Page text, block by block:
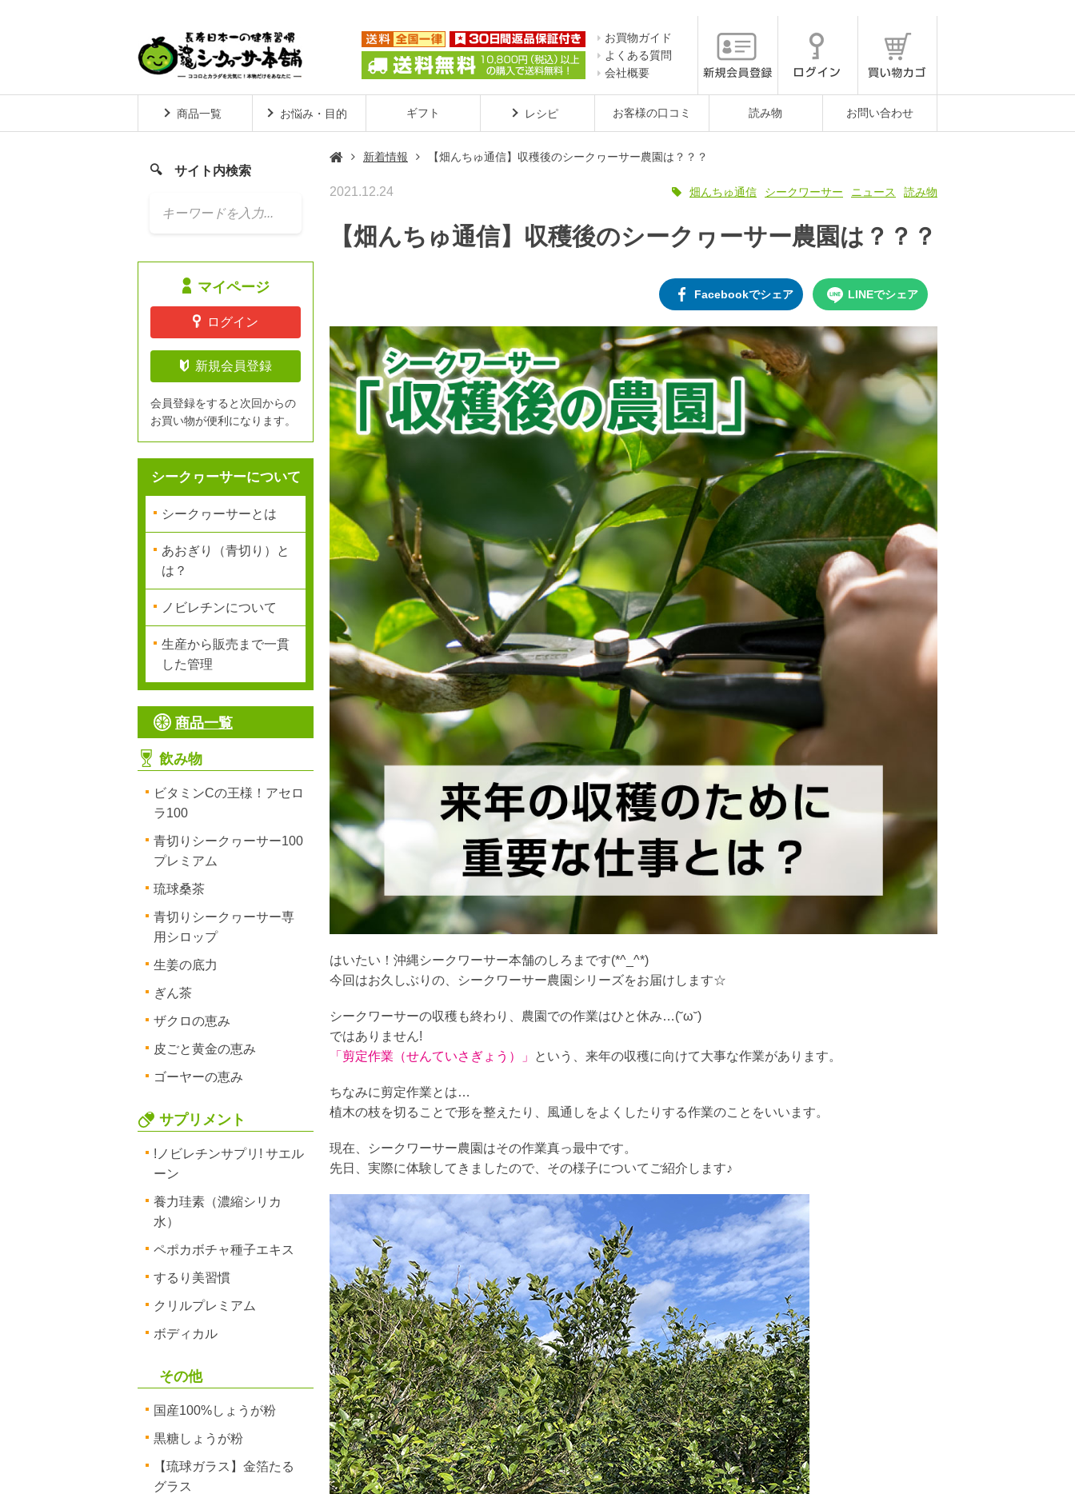
お買物ガイド
よくある質問
会社概要
商品一覧 お悩み・目的 ギフト レシピ お客様の口コミ 読み物 お問い合わせ
新着情報 【畑んちゅ通信】収穫後のシークヮーサー農園は？？？
2021.12.24 畑んちゅ通信 シークワーサー ニュース 読み物
【畑んちゅ通信】収穫後のシークヮーサー農園は？？？
Facebookでシェア LINEでシェア
はいたい！沖縄シークワーサー本舗のしろまです(*^_^*)
今回はお久しぶりの、シークワーサー農園シリーズをお届けします☆
シークワーサーの収穫も終わり、農園での作業はひと休み…(˘ω˘)
ではありません!
「剪定作業（せんていさぎょう）」
という、来年の収穫に向けて大事な作業があります。
ちなみに剪定作業とは…
植木の枝を切ることで形を整えたり、風通しをよくしたりする作業のことをいいます。
現在、シークワーサー農園はその作業真っ最中です。
先日、実際に体験してきましたので、その様子についてご紹介します♪
サイト内検索
マイページ
ログイン
新規会員登録
会員登録をすると次回からの
お買い物が便利になります。
シークヮーサーについて
シークヮーサーとは
あおぎり（青切り）と
は？
ノビレチンについて
生産から販売まで一貫
した管理
商品一覧
飲み物
ビタミンCの王様！アセロ
ラ100
青切りシークヮーサー100
プレミアム
琉球桑茶
青切りシークヮーサー専
用シロップ
生姜の底力
ぎん茶
ザクロの恵み
皮ごと黄金の恵み
ゴーヤーの恵み
サプリメント
!ノビレチンサプリ! サエル
ーン
養力珪素（濃縮シリカ
水）
ペポカボチャ種子エキス
するり美習慣
クリルプレミアム
ボディカル
その他
国産100%しょうが粉
黒糖しょうが粉
【琉球ガラス】金箔たる
グラス